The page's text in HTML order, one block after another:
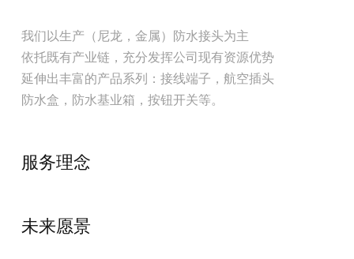
我们以生产（尼龙，金属）防水接头为主
依托既有产业链，充分发挥公司现有资源优势
延伸出丰富的产品系列：接线端子，航空插头
防水盒，防水基业箱，按钮开关等。
服务理念
未来愿景